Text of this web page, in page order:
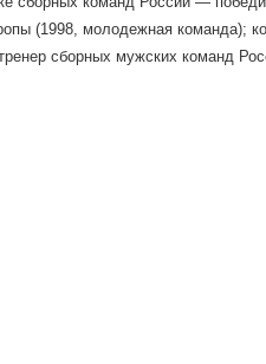
(1998, молодежная команда);
сборных мужских команд